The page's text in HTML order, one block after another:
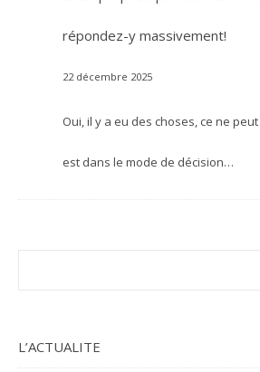
répondez-y massivement!
22 décembre 2025
Oui, il y a eu des choses, ce ne
est dans le mode de décision…
L’ACTUALITE